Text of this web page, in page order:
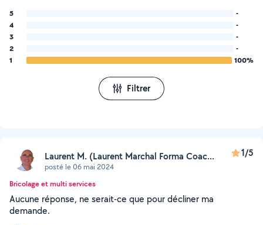
5
-
4
-
3
-
2
-
1
100%
Filtrer
Laurent M. (Laurent Marchal Forma Coac...
posté le 06 mai 2024
1/5
Bricolage et multi services
Aucune réponse, ne serait-ce que pour décliner ma
demande.